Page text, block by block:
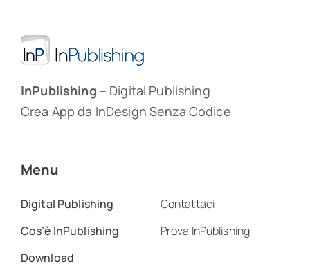
InPublishing – Digital Publishing
Crea App da InDesign Senza Codice
Menu
Digital Publishing
Cos’è InPublishing
Download
Contattaci
Prova InPublishing